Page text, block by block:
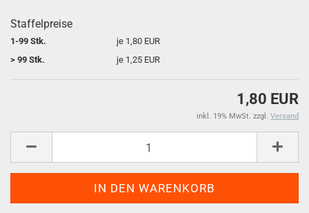
Staffelpreise
1-99 Stk.
je 1,80 EUR
> 99 Stk.
je 1,25 EUR
1,80 EUR
inkl. 19% MwSt. zzgl. Versand